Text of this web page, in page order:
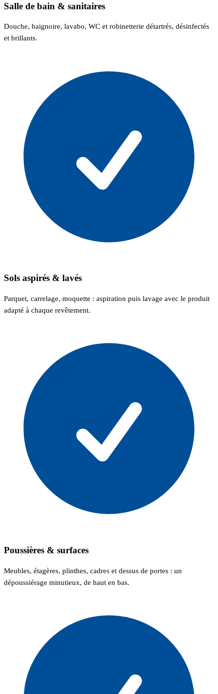
Salle de bain & sanitaires
Douche, baignoire, lavabo, WC et robinetterie détartrés, désinfectés
et brillants.
Sols aspirés & lavés
Parquet, carrelage, moquette : aspiration puis lavage avec le produit
adapté à chaque revêtement.
Poussières & surfaces
Meubles, étagères, plinthes, cadres et dessus de portes : un
dépoussiérage minutieux, de haut en bas.